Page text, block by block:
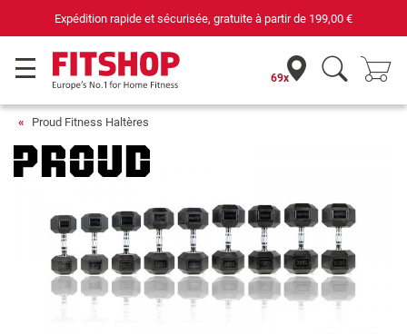
Expédition rapide et sécurisée, gratuite à partir de 199,00 €
69x
Proud Fitness Haltères